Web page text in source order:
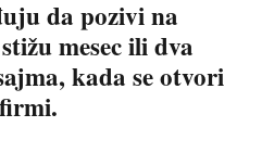
da pozivi na
mesec ili dva
kada se otvori